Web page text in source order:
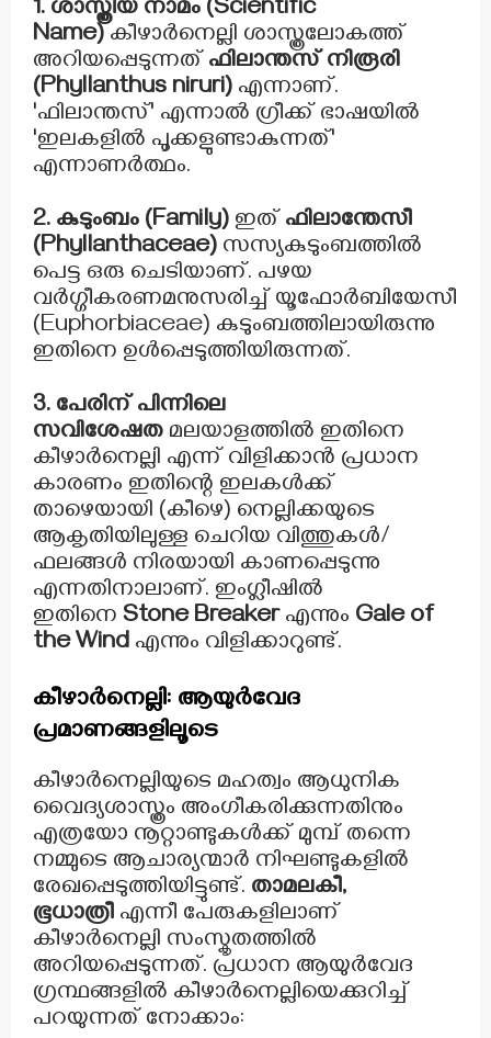
1. ശാസ്ത്രീയ നാമം (Scientific
Name) കീഴാർനെല്ലി ശാസ്ത്രലോകത്ത്
അറിയപ്പെടുന്നത് ഫിലാന്തസ് നിരൂരി
(Phyllanthus niruri) എന്നാണ്.
'ഫിലാന്തസ്' എന്നാൽ ഗ്രീക്ക് ഭാഷയിൽ
'ഇലകളിൽ പൂക്കളുണ്ടാകുന്നത്'
എന്നാണർത്ഥം.
2. കുടുംബം (Family) ഇത് ഫിലാന്തേസീ
(Phyllanthaceae) സസ്യകുടുംബത്തിൽ
പെട്ട ഒരു ചെടിയാണ്. പഴയ
വർഗ്ഗീകരണമനുസരിച്ച് യൂഫോർബിയേസീ
(Euphorbiaceae) കുടുംബത്തിലായിരുന്നു
ഇതിനെ ഉൾപ്പെടുത്തിയിരുന്നത്.
3. പേരിന് പിന്നിലെ
സവിശേഷത മലയാളത്തിൽ ഇതിനെ
കീഴാർനെല്ലി എന്ന് വിളിക്കാൻ പ്രധാന
കാരണം ഇതിന്റെ ഇലകൾക്ക്
താഴെയായി (കീഴെ) നെല്ലിക്കയുടെ
ആകൃതിയിലുള്ള ചെറിയ വിത്തുകൾ/
ഫലങ്ങൾ നിരയായി കാണപ്പെടുന്നു
എന്നതിനാലാണ്. ഇംഗ്ലീഷിൽ
ഇതിനെ Stone Breakerഎന്നും Gale of
the Wind എന്നും വിളിക്കാറുണ്ട്.
കീഴാർനെല്ലി: ആയുർവേദ
പ്രമാണങ്ങളിലൂടെ
കീഴാർനെല്ലിയുടെ മഹത്വം ആധുനിക
വൈദ്യശാസ്ത്രം അംഗീകരിക്കുന്നതിനും
എത്രയോ നൂറ്റാണ്ടുകൾക്ക് മുമ്പ് തന്നെ
നമ്മുടെ ആചാര്യന്മാർ നിഘണ്ടുകളിൽ
രേഖപ്പെടുത്തിയിട്ടുണ്ട്. താമലകീ,
ഭൂധാത്രീ എന്നീ പേരുകളിലാണ്
കീഴാർനെല്ലി സംസ്കൃതത്തിൽ
അറിയപ്പെടുന്നത്. പ്രധാന ആയുർവേദ
ഗ്രന്ഥങ്ങളിൽ കീഴാർനെല്ലിയെക്കുറിച്ച്
പറയുന്നത് നോക്കാം: